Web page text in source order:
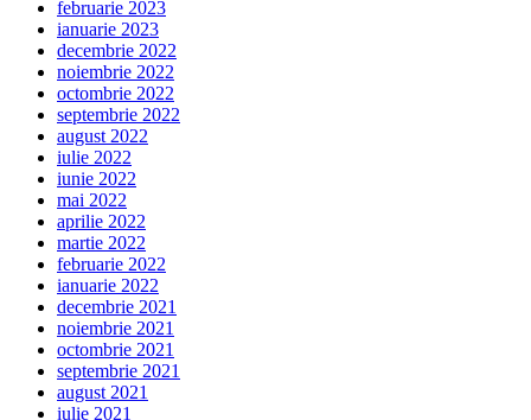
februarie 2023
ianuarie 2023
decembrie 2022
noiembrie 2022
octombrie 2022
septembrie 2022
august 2022
iulie 2022
iunie 2022
mai 2022
aprilie 2022
martie 2022
februarie 2022
ianuarie 2022
decembrie 2021
noiembrie 2021
octombrie 2021
septembrie 2021
august 2021
iulie 2021